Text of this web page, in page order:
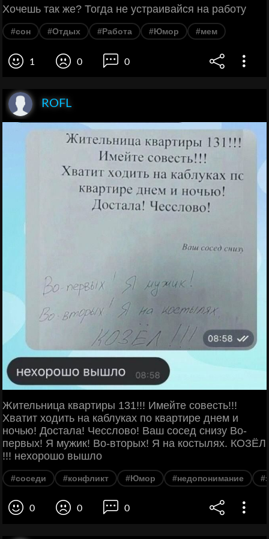
Хочешь так же? Тогда не устраивайся на работу
#сон #Отдых #Работа #Юмор #мем
1 0 0
ROFL
Жительница квартиры 131!!! Имейте совесть!!!
Хватит ходить на каблуках по квартире днем и
ночью! Достала! Чесслово! Ваш сосед снизу Во-
первых! Я мужик! Во-вторых! Я на костылях. КОЗЁЛ
!!! нехорошо вышло
#соседи #конфликт #Юмор #недопонимание
0 0 0